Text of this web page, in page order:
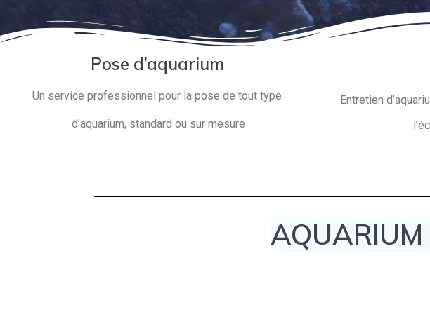
Pose d’aquarium
Un service professionnel pour la pose de tout type
d’aquarium, standard ou sur mesure
Entretien
AQUARIUM